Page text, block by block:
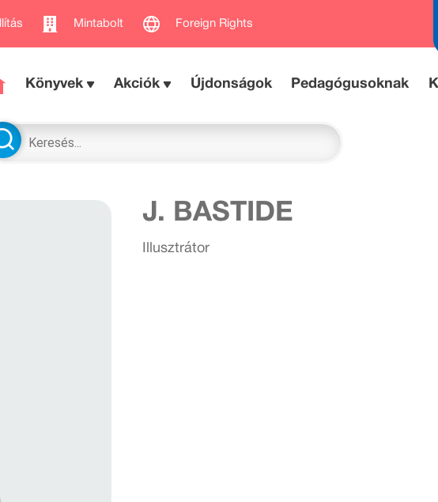
Mintabolt Foreign Rights
Könyvek Akciók Újdonságok Pedagógusoknak
J. BASTIDE
Illusztrátor